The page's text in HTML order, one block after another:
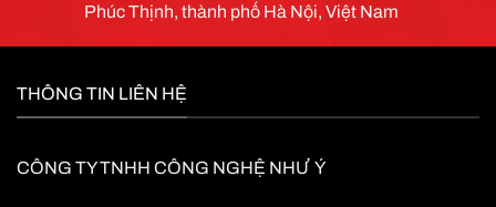
Phúc Thịnh, thành phố Hà Nội, Việt Nam
THÔNG TIN LIÊN HỆ
CÔNG TY TNHH CÔNG NGHỆ NHƯ Ý